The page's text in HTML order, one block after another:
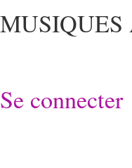
Se connecter